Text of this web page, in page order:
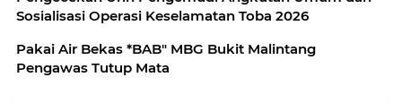
Sosialisasi Operasi Keselamatan Toba 2026
Pakai Air Bekas *BAB" MBG Bukit Malintang
Pengawas Tutup Mata